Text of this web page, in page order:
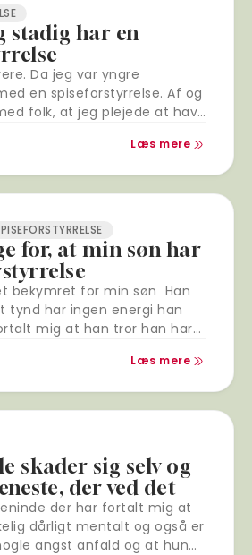
stadig har en
Da jeg var yngre
en spiseforstyrrelse. Af og
folk, at jeg plejede at have
Læs mere
for, at min søn har
bekymret for min søn Han
tynd har ingen energi han
mig at han tror han har
Læs mere
skader sig selv og
der ved det
der har fortalt mig at
dårligt mentalt og også er
angst anfald og at hun…